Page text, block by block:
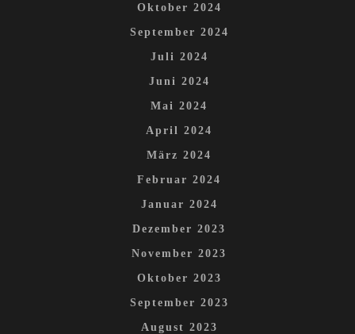
Oktober 2024
September 2024
Juli 2024
Juni 2024
Mai 2024
April 2024
März 2024
Februar 2024
Januar 2024
Dezember 2023
November 2023
Oktober 2023
September 2023
August 2023